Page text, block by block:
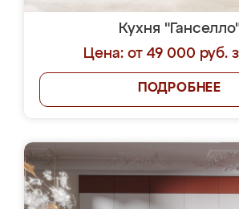
Кухня
Цена: от 49 000 руб.
ПОДРОБНЕЕ